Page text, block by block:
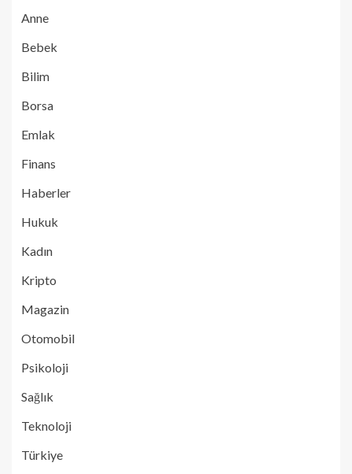
Anne
Bebek
Bilim
Borsa
Emlak
Finans
Haberler
Hukuk
Kadın
Kripto
Magazin
Otomobil
Psikoloji
Sağlık
Teknoloji
Türkiye